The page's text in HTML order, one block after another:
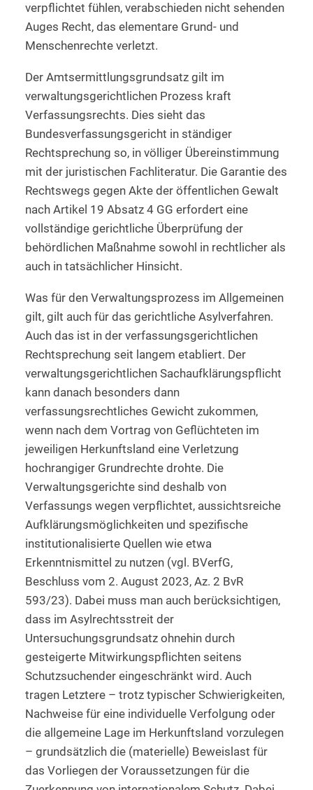
verpflichtet fühlen, verabschieden nicht sehenden
Auges Recht, das elementare Grund- und
Menschenrechte verletzt.
Der Amtsermittlungsgrundsatz gilt im
verwaltungsgerichtlichen Prozess kraft
Verfassungsrechts. Dies sieht das
Bundesverfassungsgericht in ständiger
Rechtsprechung so, in völliger Übereinstimmung
mit der juristischen Fachliteratur. Die Garantie des
Rechtswegs gegen Akte der öffentlichen Gewalt
nach Artikel 19 Absatz 4 GG erfordert eine
vollständige gerichtliche Überprüfung der
behördlichen Maßnahme sowohl in rechtlicher als
auch in tatsächlicher Hinsicht.
Was für den Verwaltungsprozess im Allgemeinen
gilt, gilt auch für das gerichtliche Asylverfahren.
Auch das ist in der verfassungsgerichtlichen
Rechtsprechung seit langem etabliert. Der
verwaltungsgerichtlichen Sachaufklärungspflicht
kann danach besonders dann
verfassungsrechtliches Gewicht zukommen,
wenn nach dem Vortrag von Geflüchteten im
jeweiligen Herkunftsland eine Verletzung
hochrangiger Grundrechte drohte. Die
Verwaltungsgerichte sind deshalb von
Verfassungs wegen verpflichtet, aussichtsreiche
Aufklärungsmöglichkeiten und spezifische
institutionalisierte Quellen wie etwa
Erkenntnismittel zu nutzen (vgl. BVerfG,
Beschluss vom 2. August 2023, Az. 2 BvR
593/23). Dabei muss man auch berücksichtigen,
dass im Asylrechtsstreit der
Untersuchungsgrundsatz ohnehin durch
gesteigerte Mitwirkungspflichten seitens
Schutzsuchender eingeschränkt wird. Auch
tragen Letztere – trotz typischer Schwierigkeiten,
Nachweise für eine individuelle Verfolgung oder
die allgemeine Lage im Herkunftsland vorzulegen
– grundsätzlich die (materielle) Beweislast für
das Vorliegen der Voraussetzungen für die